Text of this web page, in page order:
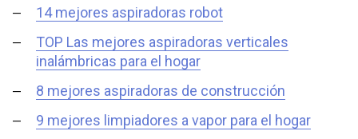
14 mejores aspiradoras robot
TOP Las mejores aspiradoras verticales
inalámbricas para el hogar
8 mejores aspiradoras de construcción
9 mejores limpiadores a vapor para el hogar